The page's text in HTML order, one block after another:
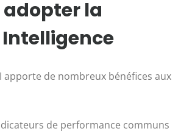
la
Intelligence
apporte de nombreux bénéfices aux
de performance communs